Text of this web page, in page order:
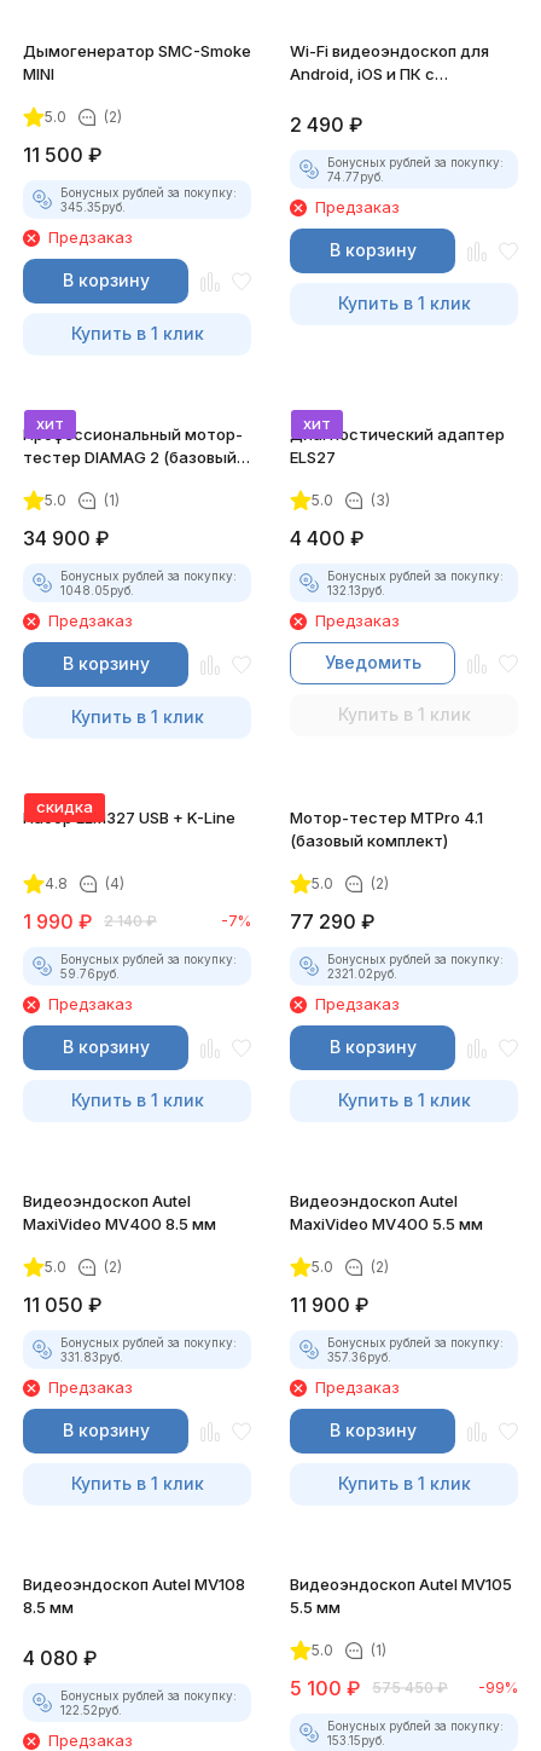
Дымогенератор SMC-Smoke
MINI
5.0 (2)
11 500 ₽
Бонусных рублей за покупку:
345.35руб.
Предзаказ
В корзину
Купить в 1 клик
Wi-Fi видеоэндоскоп для
Android, iOS и ПК с
2 490 ₽
Бонусных рублей за покупку:
74.77руб.
Предзаказ
В корзину
Купить в 1 клик
хит
Профессиональный мотор-
тестер DIAMAG 2 (базовый
5.0 (1)
34 900 ₽
Бонусных рублей за покупку:
1048.05руб.
Предзаказ
В корзину
Купить в 1 клик
хит
Диагностический адаптер
ELS27
5.0 (3)
4 400 ₽
Бонусных рублей за покупку:
132.13руб.
Предзаказ
Уведомить
Купить в 1 клик
скидка
Набор ELM327 USB + K-Line
4.8 (4)
1 990 ₽ 2 140 ₽ -7%
Бонусных рублей за покупку:
59.76руб.
Предзаказ
В корзину
Купить в 1 клик
Мотор-тестер MTPro 4.1
(базовый комплект)
5.0 (2)
77 290 ₽
Бонусных рублей за покупку:
2321.02руб.
Предзаказ
В корзину
Купить в 1 клик
Видеоэндоскоп Autel
MaxiVideo MV400 8.5 мм
5.0 (2)
11 050 ₽
Бонусных рублей за покупку:
331.83руб.
Предзаказ
В корзину
Купить в 1 клик
Видеоэндоскоп Autel
MaxiVideo MV400 5.5 мм
5.0 (2)
11 900 ₽
Бонусных рублей за покупку:
357.36руб.
Предзаказ
В корзину
Купить в 1 клик
Видеоэндоскоп Autel MV108
8.5 мм
4 080 ₽
Бонусных рублей за покупку:
122.52руб.
Предзаказ
Видеоэндоскоп Autel MV105
5.5 мм
5.0 (1)
5 100 ₽ 575 450 ₽ -99%
Бонусных рублей за покупку:
153.15руб.